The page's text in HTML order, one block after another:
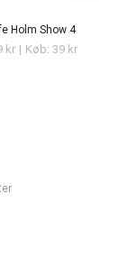
Holm Show 4
kr | Køb: 39 kr